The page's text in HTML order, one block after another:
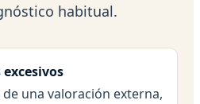
habitual.
de una valoración externa,